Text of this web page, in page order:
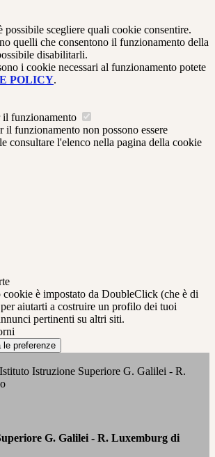
possibile scegliere quali cookie consentire.
quelli che consentono il funzionamento della
disabilitarli.
i cookie necessari al funzionamento potete
POLICY.
il funzionamento
il funzionamento non possono essere
consultare l'elenco nella pagina della cookie
cookie è impostato da DoubleClick (che è di
aiutarti a costruire un profilo dei tuoi
pertinenti su altri siti.
le preferenze
Istituto Istruzione Superiore G. Galilei - R.
G. Galilei - R. Luxemburg di